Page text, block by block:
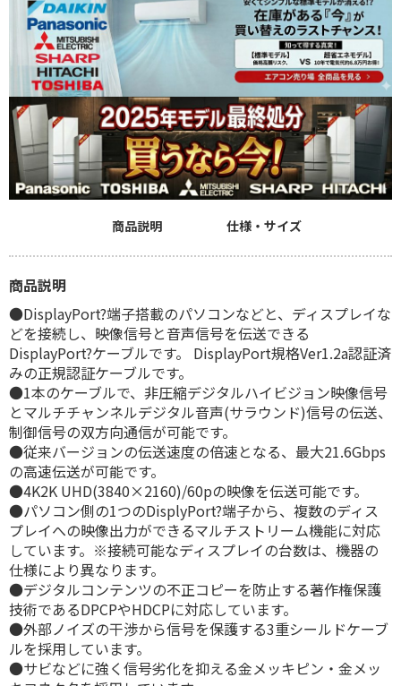
商品説明 仕様・サイズ
商品説明
●DisplayPort?端子搭載のパソコンなどと、ディスプレイな
どを接続し、映像信号と音声信号を伝送できる
DisplayPort?ケーブルです。 DisplayPort規格Ver1.2a認証済
みの正規認証ケーブルです。
●1本のケーブルで、非圧縮デジタルハイビジョン映像信号
とマルチチャンネルデジタル音声(サラウンド)信号の伝送、
制御信号の双方向通信が可能です。
●従来バージョンの伝送速度の倍速となる、最大21.6Gbps
の高速伝送が可能です。
●4K2K UHD(3840×2160)/60pの映像を伝送可能です。
●パソコン側の1つのDisplyPort?端子から、複数のディス
プレイへの映像出力ができるマルチストリーム機能に対応
しています。※接続可能なディスプレイの台数は、機器の
仕様により異なります。
●デジタルコンテンツの不正コピーを防止する著作権保護
技術であるDPCPやHDCPに対応しています。
●外部ノイズの干渉から信号を保護する3重シールドケーブ
ルを採用しています。
●サビなどに強く信号劣化を抑える金メッキピン・金メッ